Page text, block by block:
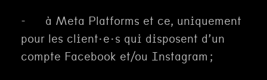
- à Meta Platforms et ce, uniquement
pour les client·e·s qui disposent d’un
compte Facebook et/ou Instagram ;